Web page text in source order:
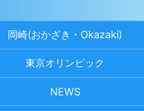
岡崎(おかざき・Okazaki)
東京オリンピック
NEWS